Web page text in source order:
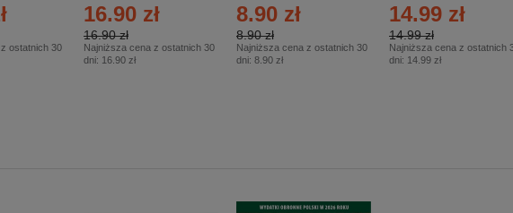
ostatnich 30
16.90 zł
16.90 zł
Najniższa cena z ostatnich 30
dni: 16.90 zł
8.90 zł
8.90 zł
Najniższa cena z ostatnich 30
dni: 8.90 zł
14.99 zł
14.99 zł
Najniższa cena z ostatnich
dni: 14.99 zł